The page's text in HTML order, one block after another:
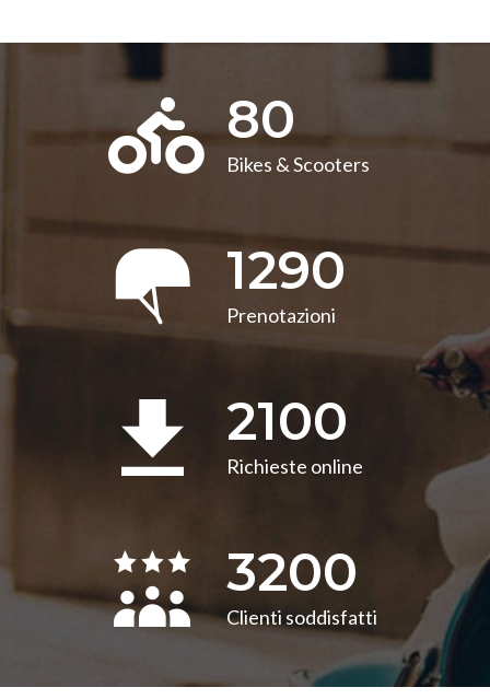
80
Bikes & Scooters
1290
Prenotazioni
2100
Richieste online
3200
Clienti soddisfatti